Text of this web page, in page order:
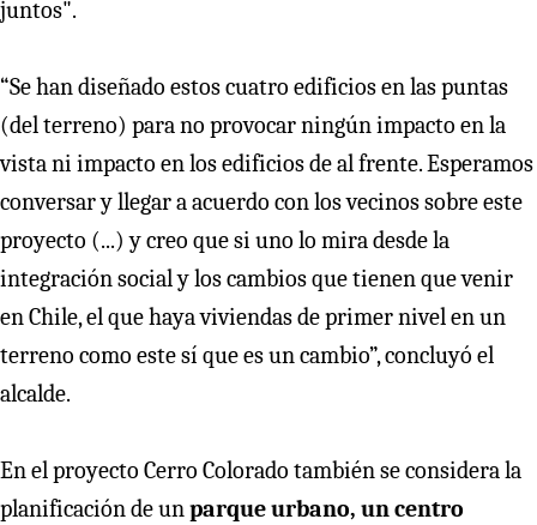
juntos".
“Se han diseñado estos cuatro edificios en las puntas
(del terreno) para no provocar ningún impacto en la
vista ni impacto en los edificios de al frente. Esperamos
conversar y llegar a acuerdo con los vecinos sobre este
proyecto (...) y creo que si uno lo mira desde la
integración social y los cambios que tienen que venir
en Chile, el que haya viviendas de primer nivel en un
terreno como este sí que es un cambio”, concluyó el
alcalde.
En el proyecto Cerro Colorado también se considera la
planificación de unparque urbano, un centro